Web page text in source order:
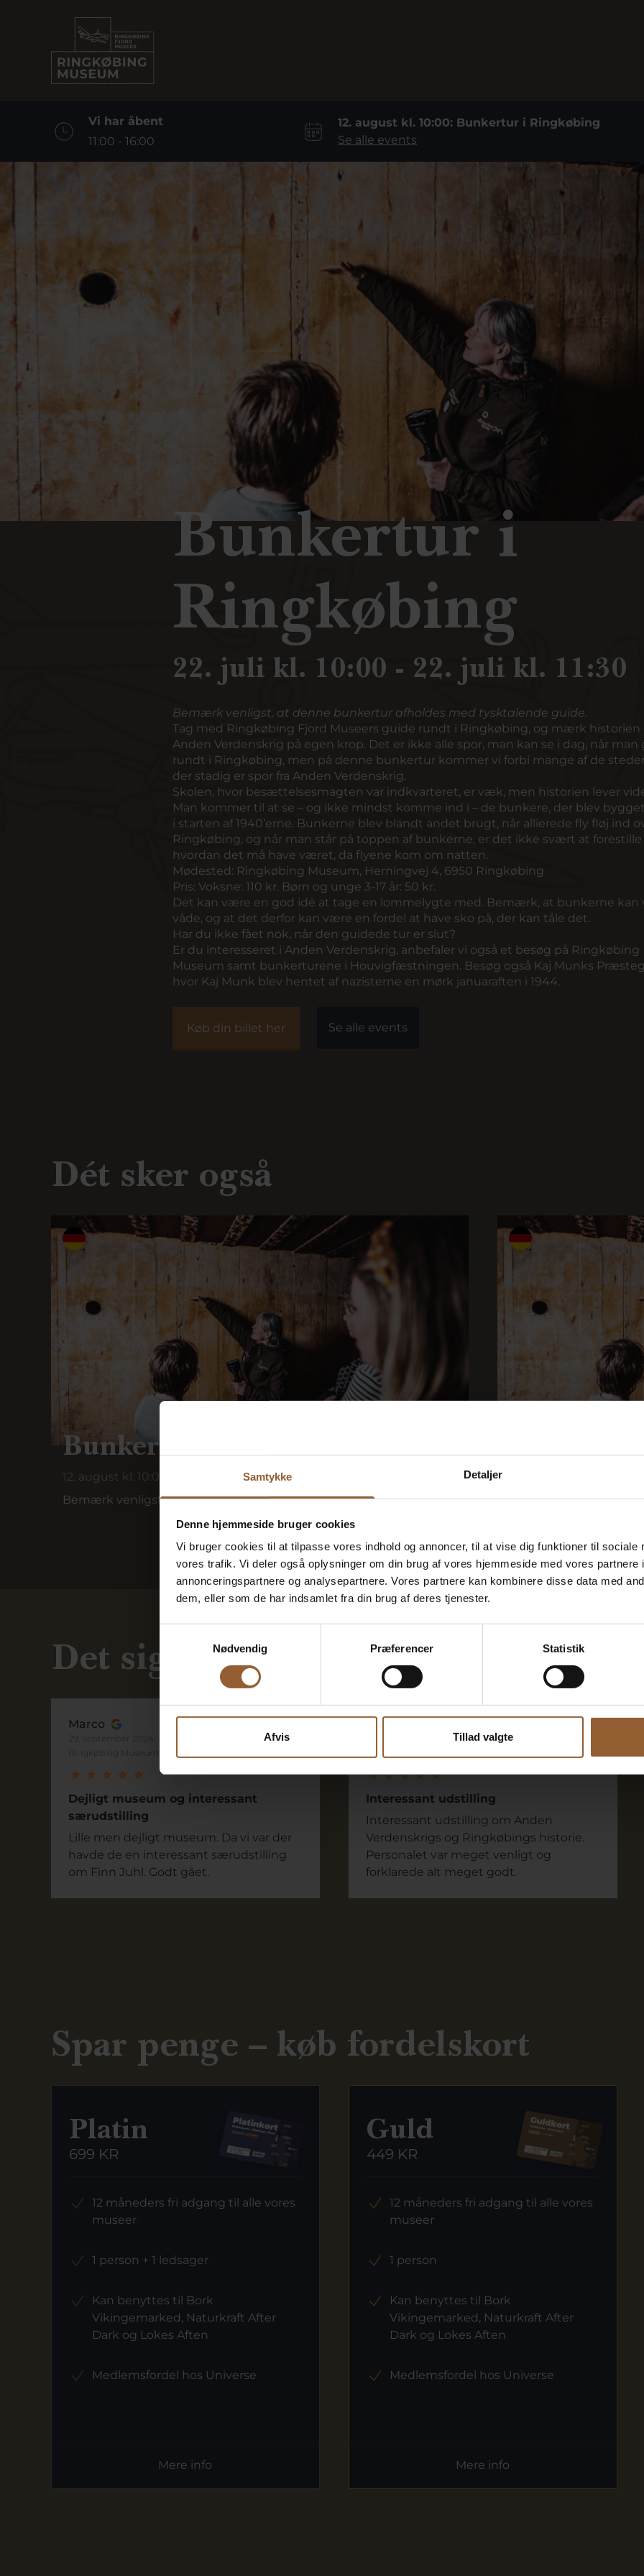
Samtykke Detaljer
Denne hjemmeside bruger cookies
Vi bruger cookies til at tilpasse vores indhold og annoncer, til at vise dig funktioner til sociale
vores trafik. Vi deler også oplysninger om din brug af vores hjemmeside med vores partnere
annonceringspartnere og analysepartnere. Vores partnere kan kombinere disse data med
dem, eller som de har indsamlet fra din brug af deres tjenester.
Nødvendig
Præferencer Statistik
Afvis Tillad valgte
Vi har åbent
11:00 - 16:00
12. august kl. 10:00: Bunkertur i Ringkøbing
Se alle events
Bunkertur i
Ringkøbing
22. juli kl. 10:00 - 22. juli kl. 11:30
Bemærk venligst, at denne bunkertur afholdes med tysktalende guide.
Tag med Ringkøbing Fjord Museers guide rundt i Ringkøbing, og mærk historien
Anden Verdenskrig på egen krop. Det er ikke alle spor, man kan se i dag, når man
rundt i Ringkøbing, men på denne bunkertur kommer vi forbi mange af de
der stadig er spor fra Anden Verdenskrig.
Skolen, hvor besættelsesmagten var indkvarteret, er væk, men historien lever
Man kommer til at se – og ikke mindst komme ind i – de bunkere, der blev
i starten af 1940’erne. Bunkerne blev blandt andet brugt, når allierede fly fløj ind
Ringkøbing, og når man står på toppen af bunkerne, er det ikke svært at forestille
hvordan det må have været, da flyene kom om natten.
Mødested: Ringkøbing Museum, Herningvej 4, 6950 Ringkøbing
Pris: Voksne: 110 kr. Børn og unge 3-17 år: 50 kr.
Det kan være en god idé at tage en lommelygte med. Bemærk, at bunkerne kan
våde, og at det derfor kan være en fordel at have sko på, der kan tåle det.
Har du ikke fået nok, når den guidede tur er slut?
Er du interesseret i Anden Verdenskrig, anbefaler vi også et besøg på Ringkøbing
Museum samt bunkerturene i Houvigfæstningen. Besøg også Kaj Munks
hvor Kaj Munk blev hentet af nazisterne en mørk januaraften i 1944.
Køb din billet her Se alle events
Dét sker også
Bunkertur i Ringkøbing
12. august kl. 10:00
Bemærk venligst, at denne bunkertur afholdes med tysktalende...
Bemærk venligst, at
Det siger vores gæster
Marco
Dejligt museum og interessant
særudstilling
Lille men dejligt museum. Da vi var der
havde de en interessant særudstilling
om Finn Juhl. Godt gået.
Ringkøbing Museum
Interessant udstilling
Interessant udstilling om Anden
Verdenskrigs og Ringkøbings historie.
Personalet var meget venligt og
forklarede alt meget godt.
Spar penge – køb fordelskort
Platin
699 KR
12 måneders fri adgang til alle vores
museer
1 person + 1 ledsager
Kan benyttes til Bork
Vikingemarked, Naturkraft After
Dark og Lokes Aften
Medlemsfordel hos Universe
Mere info
Guld
449 KR
12 måneders fri adgang til alle vores
museer
1 person
Kan benyttes til Bork
Vikingemarked, Naturkraft After
Dark og Lokes Aften
Medlemsfordel hos Universe
Mere info